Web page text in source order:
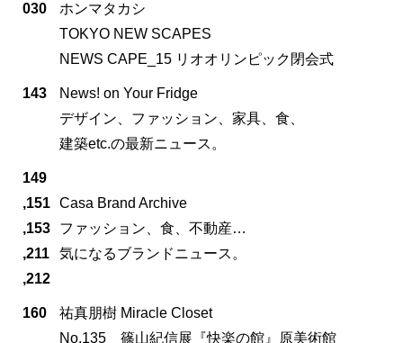
030
ホンマタカシ
TOKYO NEW SCAPES
NEWS CAPE_15 リオオリンピック閉会式
143
News! on Your Fridge
デザイン、ファッション、家具、食、
建築etc.の最新ニュース。
149
,151
,153
,211
,212
Casa Brand Archive
ファッション、食、不動産…
気になるブランドニュース。
160
祐真朋樹 Miracle Closet
No.135 篠山紀信展『快楽の館』原美術館